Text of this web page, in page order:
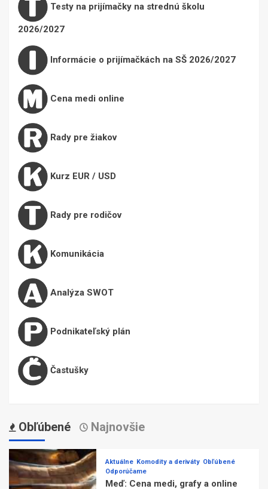
Testy na prijímačky na strednú školu
2026/2027
Informácie o prijímačkách na SŠ 2026/2027
Cena medi online
Rady pre žiakov
Kurz EUR / USD
Rady pre rodičov
Komunikácia
Analýza SWOT
Podnikateľský plán
Častušky
Obľúbené Najnovšie
Aktuálne Komodity a deriváty Obľúbené
Odporúčame
Meď: Cena medi, grafy a online